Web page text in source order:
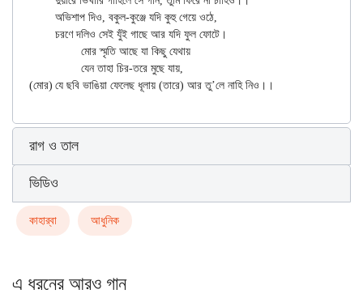
রাগ ও তাল
ভিডিও
কাহার্‌বা আধুনিক
এ ধরনের আরও গান